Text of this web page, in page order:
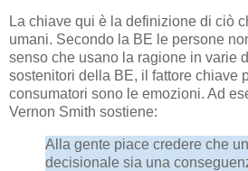
La chiave qui è la definizione di ciò
umani. Secondo la BE le persone
senso che usano la ragione in varie
sostenitori della BE, il fattore chiave
consumatori sono le emozioni. Ad
Vernon Smith sostiene:
Alla gente piace credere che
decisionale sia una